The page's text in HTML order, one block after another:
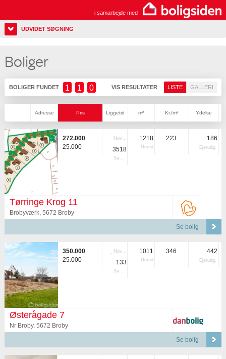
i samarbejde med
UDVIDET SØGNING
Boliger
BOLIGER FUNDET 1 1 0 VIS RESULTATER LISTE GALLERI
Adresse Pris Liggetid m² Kr./m² Ydelse
272.000
25.000
- Nuvær.
3518
Samlet
1218
Grund
223 186
Ejerudg.
Tørringe Krog 11
Brobyværk, 5672 Broby
Se bolig
350.000
25.000
- Nuvær.
133
Samlet
1011
Grund
346 442
Ejerudg.
Østerågade 7
Nr Broby, 5672 Broby
Se bolig